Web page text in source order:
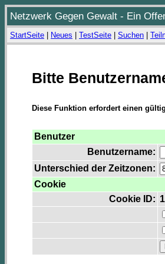
Netzwerk Gegen Gewalt - Ein
StartSeite Neues TestSeite Suchen
Bitte
Diese Funktion erfordert einen
Benutzer
Benutzername:
Unterschied der Zeitzonen:
Cookie
Cookie ID: